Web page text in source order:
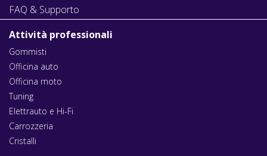
FAQ & Supporto
Attività professionali
Gommisti
Officina auto
Officina moto
Tuning
Elettrauto e Hi-Fi
Carrozzeria
Cristalli